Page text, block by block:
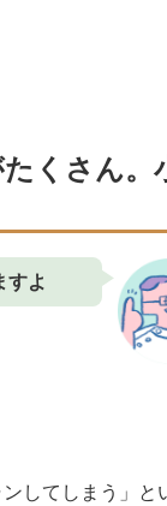
くさん。
すよ
してしまう」と